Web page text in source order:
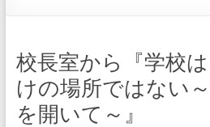
校長室から『学校
けの場所ではない
を開いて～』